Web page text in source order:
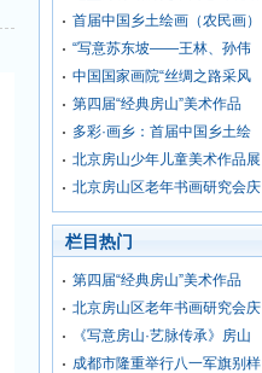
首届中国乡土绘画（农民画）
“写意苏东坡——王林、孙伟
中国国家画院“丝绸之路采风
第四届“经典房山”美术作品
多彩·画乡：首届中国乡土绘
北京房山少年儿童美术作品展
北京房山区老年书画研究会庆
栏目热门
第四届“经典房山”美术作品
北京房山区老年书画研究会庆
《写意房山·艺脉传承》房山
成都市隆重举行八一军旗别样